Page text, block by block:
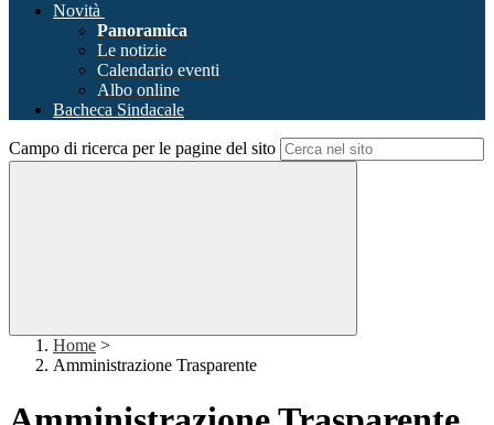
Novità
Panoramica
Le notizie
Calendario eventi
Albo online
Bacheca Sindacale
Campo di ricerca per le pagine del sito
Home >
Amministrazione Trasparente